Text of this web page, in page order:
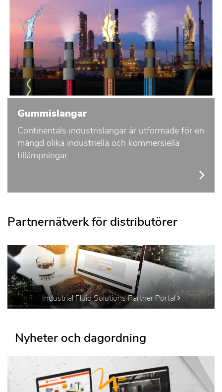
Gummislangar
Continentals industrislangar är utformade för en
mängd olika industriella och kommersiella
tillämpningar.
Partnernätverk för distributörer
Industrial Fluid Solutions Partner Portal
Nyheter och dagordning